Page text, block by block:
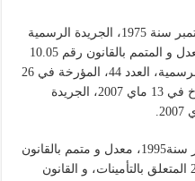
– أمر رقم 75ـ58 مؤرخ في 26 سبتمبر سنة 1975، الجريدة الرسمية
عدد 78، المتضمن القانون المدني المعدل و المتمم بالقانون رقم 10.05
المؤرخ في 20 جوان 2005، الجريدة الرسمية، العدد 44، المؤرخة في 26
جوان 2005، القانون رقم 05.07 المؤرخ في 13 ماي 2007، الجريدة
-أمر رقم 95ـ 07 مؤرخ في 25 يناير سنة1995، معدل و متمم بالقانون
رقم 06ـ 04 مؤرخ في 20 فبراير 2006 المتعلق بالتأمينات، و القانون